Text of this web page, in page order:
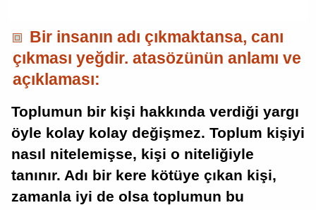
Bir insanın adı çıkmaktansa, canı
çıkması yeğdir. atasözünün anlamı ve
açıklaması:
Toplumun bir kişi hakkında verdiği yargı
öyle kolay kolay değişmez. Toplum kişiyi
nasıl nitelemişse, kişi o niteliğiyle
tanınır. Adı bir kere kötüye çıkan kişi,
zamanla iyi de olsa toplumun bu